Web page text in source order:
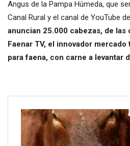
Angus de la Pampa Húmeda, que
Canal Rural y el canal de YouTube
anuncian 25.000 cabezas, de las
Faenar TV, el innovador
para faena, con carne a levantar